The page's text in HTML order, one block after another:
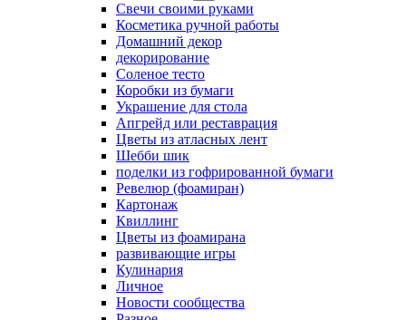
Свечи своими руками
Косметика ручной работы
Домашний декор
декорирование
Соленое тесто
Коробки из бумаги
Украшение для стола
Апгрейд или реставрация
Цветы из атласных лент
Шебби шик
поделки из гофрированной бумаги
Ревелюр (фоамиран)
Картонаж
Квиллинг
Цветы из фоамирана
развивающие игры
Кулинария
Личное
Новости сообщества